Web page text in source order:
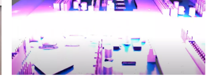
είναι απαραίτητα εργαλεία.
28 Νοεμβρίου 2024